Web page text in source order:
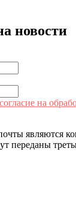
новости
на
являются
переданы